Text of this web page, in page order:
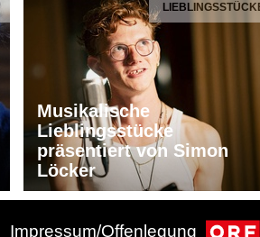
Musikalische
Lieblingsstücke
präsentiert von Simon
Löcker
Impressum/Offenlegung